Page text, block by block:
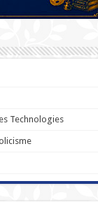
Technologies